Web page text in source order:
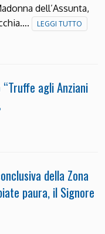
dell’Assunta,
LEGGI TUTTO
agli Anziani
della Zona
paura, il Signore